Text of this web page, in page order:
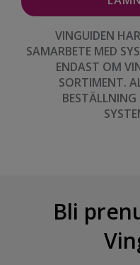
VINGUIDEN
SAMARBETE MED
ENDAST OM
SORTIMENT.
BESTÄLLNING
Bli